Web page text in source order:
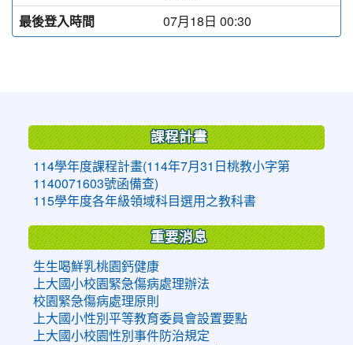
最後登入時間
07月18日 00:30
課程計畫
114學年度課程計畫(114年7月31日桃教小字第
1140071603號函備查)
115學年度各年級領域科目選用之教科書
重要消息
生生喝鮮乳桃園鈣健康
上大國小校園緊急傷病處理辦法
校園緊急傷病處理原則
上大國小性別平等教育委員會設置要點
上大國小校園性別事件防治規定